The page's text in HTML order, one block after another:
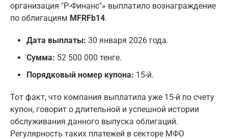
организация "Р-Финанс"» выплатило вознаграждение
по облигациям MFRFb14.
Дата выплаты: 30 января 2026 года.
Сумма: 52 500 000 тенге.
Порядковый номер купона: 15-й.
Тот факт, что компания выплатила уже 15-й по счету
купон, говорит о длительной и успешной истории
обслуживания данного выпуска облигаций.
Регулярность таких платежей в секторе МФО